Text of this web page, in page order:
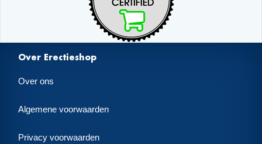
Over Erectieshop
Over ons
Algemene voorwaarden
Privacy voorwaarden